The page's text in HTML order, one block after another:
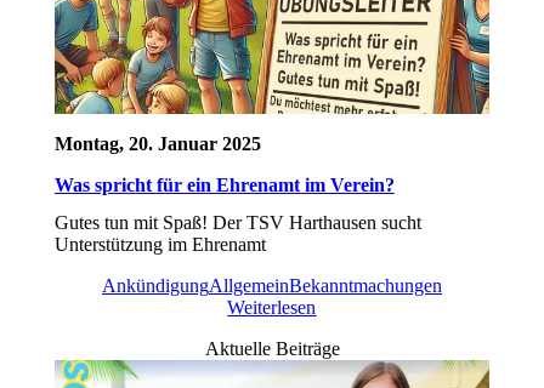
Montag, 20. Januar 2025
Was spricht für ein Ehrenamt im Verein?
Gutes tun mit Spaß! Der TSV Harthausen sucht
Unterstützung im Ehrenamt
AnkündigungAllgemeinBekanntmachungen
Weiterlesen
Aktuelle Beiträge